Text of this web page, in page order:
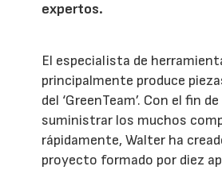
expertos.
El especialista de
principalmente produce
del ‘GreenTeam’. Con el fin
suministrar los muchos
rápidamente, Walter ha
proyecto formado por diez